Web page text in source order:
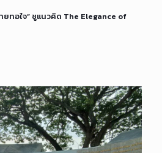
ทอใจ” ชูแนวคิด The Elegance of